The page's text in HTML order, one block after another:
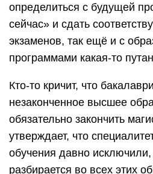
определиться с будущей
сейчас» и сдать
экзаменов, так ещё и с
программами какая-то
Кто-то кричит, что
незаконченное высшее
обязательно закончить
утверждает, что
обучения давно
разбирается во всех этих